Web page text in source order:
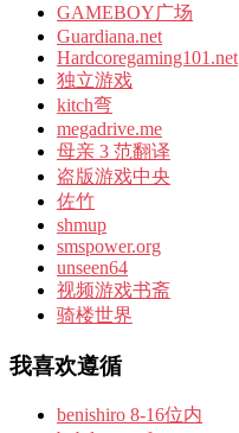
GAMEBOY广场
Guardiana.net
Hardcoregaming101.net
独立游戏
kitch弯
megadrive.me
母亲 3 范翻译
盗版游戏中央
佐竹
shmup
smspower.org
unseen64
视频游戏书斋
骑楼世界
我喜欢遵循
benishiro 8-16位内